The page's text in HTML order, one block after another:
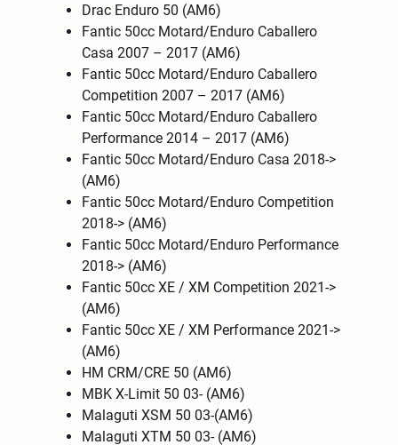
Drac Enduro 50 (AM6)
Fantic 50cc Motard/Enduro Caballero
Casa 2007 – 2017 (AM6)
Fantic 50cc Motard/Enduro Caballero
Competition 2007 – 2017 (AM6)
Fantic 50cc Motard/Enduro Caballero
Performance 2014 – 2017 (AM6)
Fantic 50cc Motard/Enduro Casa 2018->
(AM6)
Fantic 50cc Motard/Enduro Competition
2018-> (AM6)
Fantic 50cc Motard/Enduro Performance
2018-> (AM6)
Fantic 50cc XE / XM Competition 2021->
(AM6)
Fantic 50cc XE / XM Performance 2021->
(AM6)
HM CRM/CRE 50 (AM6)
MBK X-Limit 50 03- (AM6)
Malaguti XSM 50 03-(AM6)
Malaguti XTM 50 03- (AM6)